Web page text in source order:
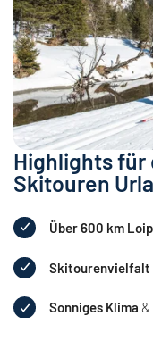
Highlights für
Skitouren
Über 600 km
Skitourenvielfalt
Sonniges Klima